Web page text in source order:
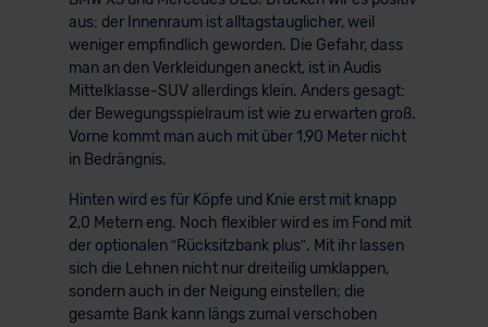
aus: der Innenraum ist alltagstauglicher, weil
weniger empfindlich geworden. Die Gefahr, dass
man an den Verkleidungen aneckt, ist in Audis
Mittelklasse-SUV allerdings klein. Anders gesagt:
der Bewegungsspielraum ist wie zu erwarten groß.
Vorne kommt man auch mit über 1,90 Meter nicht
in Bedrängnis.
Hinten wird es für Köpfe und Knie erst mit knapp
2,0 Metern eng. Noch flexibler wird es im Fond mit
der optionalen “Rücksitzbank plus”. Mit ihr lassen
sich die Lehnen nicht nur dreiteilig umklappen,
sondern auch in der Neigung einstellen; die
gesamte Bank kann längs zumal verschoben